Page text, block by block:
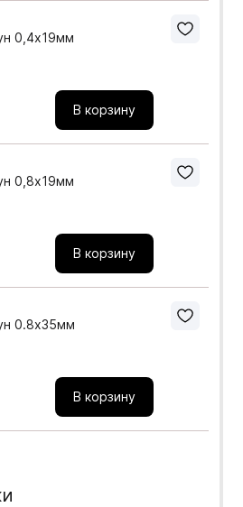
0,4х19мм
В корзину
0,8х19мм
В корзину
0.8х35мм
В корзину